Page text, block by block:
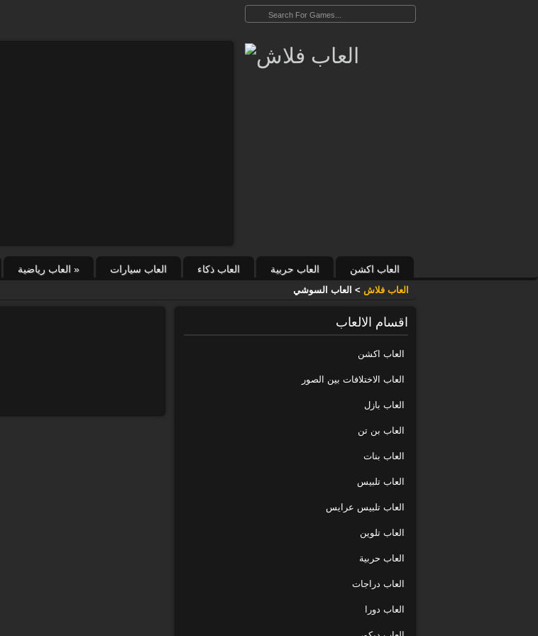
العاب اكشن العاب حربية العاب ذكاء العاب سيارات العاب رياضية »
العاب فلاش > العاب السوشي
اقسام الالعاب
العاب اكشن
العاب الاختلافات بين الصور
العاب بازل
العاب بن تن
العاب بنات
العاب تلبيس
العاب تلبيس عرايس
العاب تلوين
العاب حربية
العاب دراجات
العاب دورا